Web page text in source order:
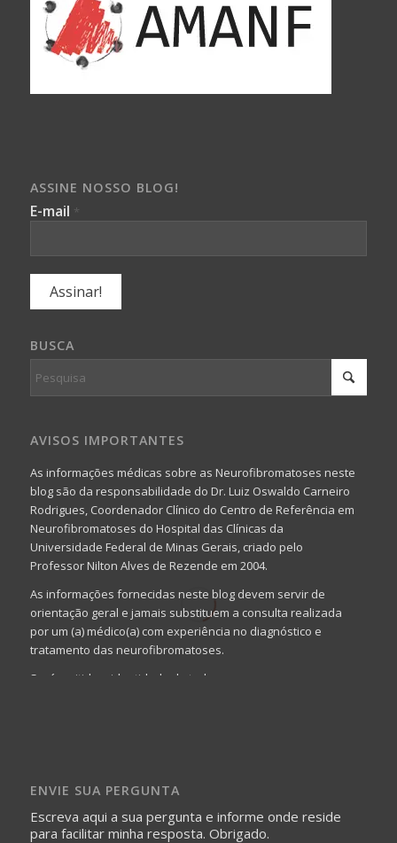
ASSINE NOSSO BLOG!
E-mail *
BUSCA
AVISOS IMPORTANTES
As informações médicas sobre as Neurofibromatoses neste
blog são da responsabilidade do Dr. Luiz Oswaldo Carneiro
Rodrigues, Coordenador Clínico do Centro de Referência em
Neurofibromatoses do Hospital das Clínicas da
Universidade Federal de Minas Gerais, criado pelo
Professor Nilton Alves de Rezende em 2004.
As informações fornecidas neste blog devem servir de
orientação geral e jamais substituem a consulta realizada
por um (a) médico(a) com experiência no diagnóstico e
tratamento das neurofibromatoses.
Será omitida a identidade de todas as pessoas que
identificação da pessoa fotografada.
ENVIE SUA PERGUNTA
Escreva aqui a sua pergunta e informe onde reside
para facilitar minha resposta. Obrigado.